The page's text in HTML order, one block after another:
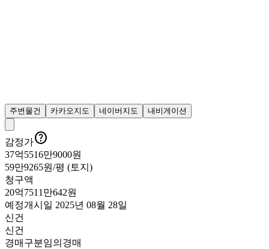
주변물건 카카오지도 네이버지도 내비게이션
감정가
37억5516만9000원
59만9265원/평 (토지)
청구액
20억7511만642원
예정개시일 2025년 08월 28일
신건
신건
경매구분임의경매